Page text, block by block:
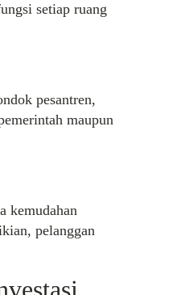
setiap ruang
pesantren,
maupun
kemudahan
pelanggan